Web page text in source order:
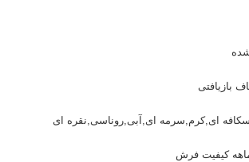
بازیافتی
ای,کرم,سرمه ای,آبی,روناسی,نقره ای